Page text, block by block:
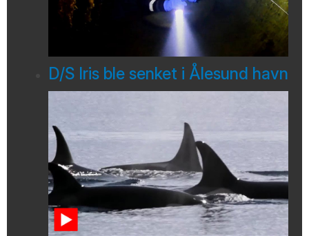
D/S Iris ble senket i Ålesund havn